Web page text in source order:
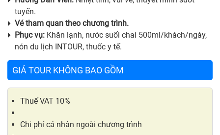
tuyến.
Vé tham quan theo chương trình.
Phục vụ: Khăn lạnh, nước suối chai 500ml/khách/ngày,
nón du lịch INTOUR, thuốc y tế.
GIÁ TOUR KHÔNG BAO GỒM
Thuế VAT 10%
Chi phí cá nhân ngoài chương trình